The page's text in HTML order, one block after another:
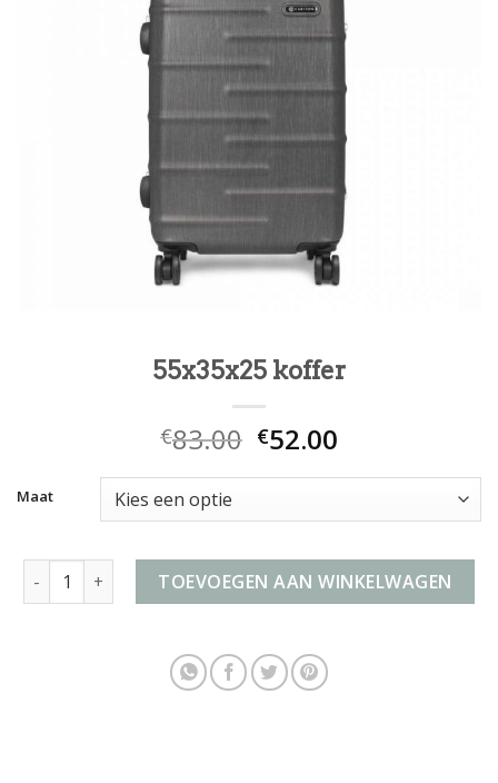
55x35x25 koffer
€83.00 €52.00
Maat
55x35x25 koffer aantalTOEVOEGEN AAN WINKELWAGEN